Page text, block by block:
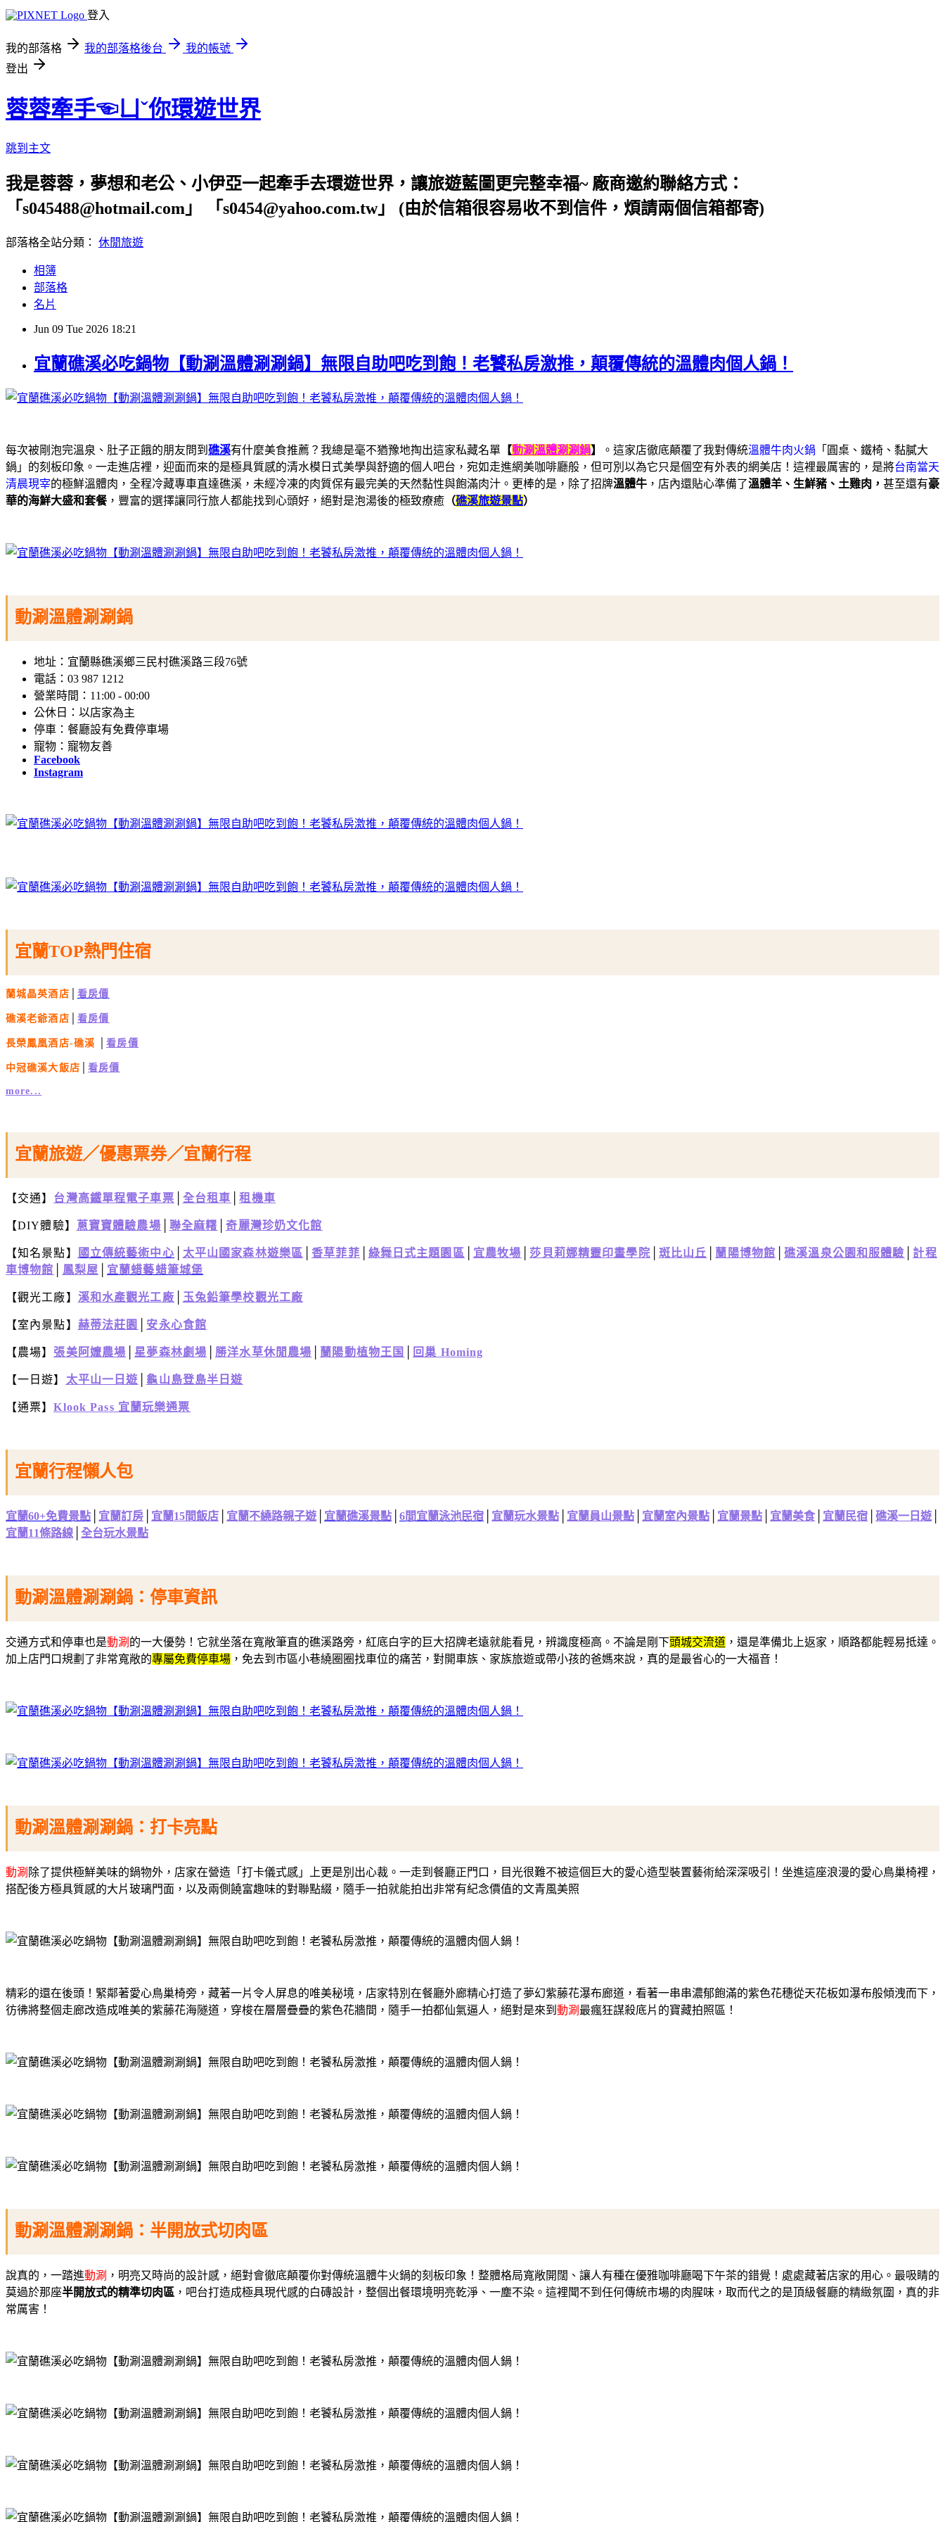
登入
我的部落格 我的部落格後台
我的帳號
登出
蓉蓉牽手☜ㄩˇ你環遊世界
跳到主文
我是蓉蓉，夢想和老公、小伊亞一起牽手去環遊世界，讓旅遊藍圖更完整幸福~ 廠商邀約聯絡方式：
「s045488@hotmail.com」 「s0454@yahoo.com.tw」 (由於信箱很容易收不到信件，煩請兩個信箱都寄)
部落格全站分類： 休閒旅遊
相簿
部落格
名片
Jun 09 Tue 2026 18:21
宜蘭礁溪必吃鍋物【動涮溫體涮涮鍋】無限自助吧吃到飽！老饕私房激推，顛覆傳統的溫體肉個人鍋！
每次被剛泡完溫泉、肚子正餓的朋友問到 礁溪有什麼美食推薦？我總是毫不猶豫地掏出這家私藏名單 【動涮溫體涮涮鍋】 。這家店徹底顛覆了我對傳統溫體牛肉火鍋 「圓桌、鐵椅、黏膩大
鍋」的刻板印象。一走進店裡，迎面而來的是極具質感的清水模日式美學與舒適的個人吧台，宛如走進網美咖啡廳般，但可別以為它只是個空有外表的網美店！這裡最厲害的，是將台南當天
清晨現宰的極鮮溫體肉，全程冷藏專車直達礁溪，未經冷凍的肉質保有最完美的天然黏性與飽滿肉汁。更棒的是，除了招牌溫體牛 ，店內還貼心準備了溫體羊、生鮮豬、土雞肉， 甚至還有豪
華的海鮮大盛和套餐，豐富的選擇讓同行旅人都能找到心頭好，絕對是泡湯後的極致療癒 （礁溪旅遊景點）
動涮溫體涮涮鍋
地址：宜蘭縣礁溪鄉三民村礁溪路三段76號
電話：03 987 1212
營業時間：11:00 - 00:00
公休日：以店家為主
停車：餐廳設有免費停車場
寵物：寵物友善
Facebook
Instagram
宜蘭TOP熱門住宿
蘭城晶英酒店 看房價
礁溪老爺酒店 看房價
長榮鳳凰酒店-礁溪 │看房價
中冠礁溪大飯店 看房價
more...
宜蘭旅遊／優惠票券／宜蘭行程
【交通】 台灣高鐵單程電子車票 全台租車 │租機車
【DIY體驗】 蔥寶寶體驗農場 聯全麻糬 奇麗灣珍奶文化館
【知名景點】 國立傳統藝術中心 太平山國家森林遊樂區 │香草菲菲 綠舞日式主題園區 宜農牧場 │莎貝莉娜精靈印畫學院 斑比山丘 蘭陽博物館 │礁溪溫泉公園和服體驗
計程
車博物館
鳳梨屋 宜蘭蜡藝蜡筆城堡
【觀光工廠】 溪和水產觀光工廠 玉兔鉛筆學校觀光工廠
【室內景點】 赫蒂法莊園 安永心食館
【農場】 張美阿嬤農場 │星夢森林劇場 勝洋水草休閒農場 蘭陽動植物王国 回巢 Homing
【一日遊】 太平山一日遊 │龜山島登島半日遊
【通票】Klook Pass 宜蘭玩樂通票
宜蘭行程懶人包
宜蘭60+免費景點 宜蘭訂房 宜蘭15間飯店 宜蘭不繞路親子遊 宜蘭礁溪景點 6間宜蘭泳池民宿 宜蘭玩水景點 宜蘭員山景點 宜蘭室內景點 宜蘭景點 宜蘭美食 宜蘭民宿 礁溪一日遊
宜蘭11條路線
全台玩水景點
動涮溫體涮涮鍋：停車資訊
交通方式和停車也是動涮 的一大優勢！它就坐落在寬敞筆直的礁溪路旁，紅底白字的巨大招牌老遠就能看見，辨識度極高。不論是剛下頭城交流道 ，還是準備北上返家，順路都能輕易抵達。
加上店門口規劃了非常寬敞的專屬免費停車場 ，免去到市區小巷繞圈圈找車位的痛苦，對開車族、家族旅遊或帶小孩的爸媽來說，真的是最省心的一大福音！
動涮溫體涮涮鍋：打卡亮點
動涮 除了提供極鮮美味的鍋物外，店家在營造「打卡儀式感」上更是別出心裁。一走到餐廳正門口，目光很難不被這個巨大的愛心造型裝置藝術給深深吸引！坐進這座浪漫的愛心鳥巢椅裡，
搭配後方極具質感的大片玻璃門面，以及兩側饒富趣味的對聯點綴，隨手一拍就能拍出非常有紀念價值的文青風美照
精彩的還在後頭！緊鄰著愛心鳥巢椅旁，藏著一片令人屏息的唯美秘境，店家特別在餐廳外廊精心打造了夢幻紫藤花瀑布廊道，看著一串串濃郁飽滿的紫色花穗從天花板如瀑布般傾洩而下，
彷彿將整個走廊改造成唯美的紫藤花海隧道，穿梭在層層疊疊的紫色花牆間，隨手一拍都仙氣逼人，絕對是來到 動涮 最瘋狂謀殺底片的寶藏拍照區！
動涮溫體涮涮鍋：半開放式切肉區
說真的，一踏進動涮 ，明亮又時尚的設計感，絕對會徹底顛覆你對傳統溫體牛火鍋的刻板印象！整體格局寬敞開闊、讓人有種在優雅咖啡廳喝下午茶的錯覺！處處藏著店家的用心。最吸睛的
莫過於那座半開放式的精準切肉區 ，吧台打造成極具現代感的白磚設計，整個出餐環境明亮乾淨、一塵不染。這裡聞不到任何傳統市場的肉腥味，取而代之的是頂級餐廳的精緻氛圍，真的非
常厲害！